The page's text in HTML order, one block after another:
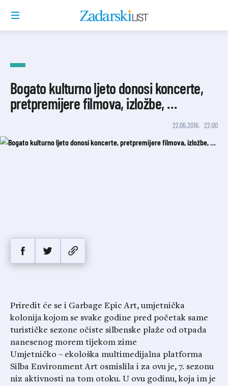
Bogato kulturno ljeto donosi koncerte,
pretpremijere filmova, izložbe, …
22.06.2016. 22:00
Priredit će se i Garbage Epic Art, umjetnička
kolonija kojom se svake godine pred početak same
turističke sezone očiste silbenske plaže od otpada
nanesenog morem tijekom zime
Umjetničko – ekološka multimedijalna platforma
Silba Environment Art osmislila i za ovu je, 7. sezonu
niz aktivnosti na tom otoku. U ovu godinu, koja im je